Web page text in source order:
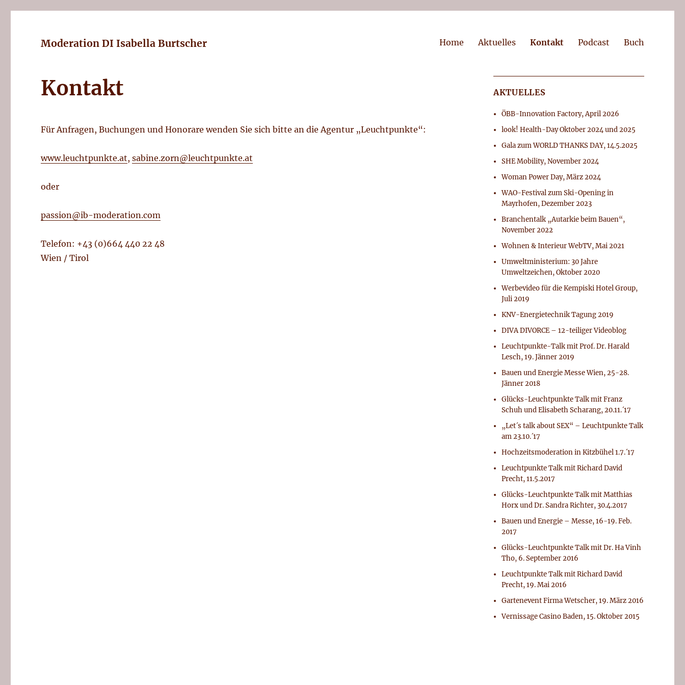
Moderation DI Isabella Burtscher Home Aktuelles Kontakt Podcast Buch
Kontakt
Für Anfragen, Buchungen und Honorare wenden Sie sich bitte an die Agentur „Leuchtpunkte“:
www.leuchtpunkte.at,sabine.zorn@leuchtpunkte.at
oder
passion@ib-moderation.com
Telefon: +43 (0)664 440 22 48
Wien / Tirol
AKTUELLES
ÖBB-Innovation Factory, April 2026
look! Health-Day Oktober 2024 und 2025
Gala zum WORLD THANKS DAY, 14.5.2025
SHE Mobility, November 2024
Woman Power Day, März 2024
WAO-Festival zum Ski-Opening in
Mayrhofen, Dezember 2023
Branchentalk „Autarkie beim Bauen“,
November 2022
Wohnen & Interieur WebTV, Mai 2021
Umweltministerium: 30 Jahre
Umweltzeichen, Oktober 2020
Werbevideo für die Kempiski Hotel Group,
Juli 2019
KNV-Energietechnik Tagung 2019
DIVA DIVORCE – 12-teiliger Videoblog
Leuchtpunkte-Talk mit Prof. Dr. Harald
Lesch, 19. Jänner 2019
Bauen und Energie Messe Wien, 25-28.
Jänner 2018
Glücks-Leuchtpunkte Talk mit Franz
Schuh und Elisabeth Scharang, 20.11.´17
„Let´s talk about SEX“ – Leuchtpunkte Talk
am 23.10.´17
Hochzeitsmoderation in Kitzbühel 1.7.´17
Leuchtpunkte Talk mit Richard David
Precht, 11.5.2017
Glücks-Leuchtpunkte Talk mit Matthias
Horx und Dr. Sandra Richter, 30.4.2017
Bauen und Energie – Messe, 16-19. Feb.
2017
Glücks-Leuchtpunkte Talk mit Dr. Ha Vinh
Tho, 6. September 2016
Leuchtpunkte Talk mit Richard David
Precht, 19. Mai 2016
Gartenevent Firma Wetscher, 19. März 2016
Vernissage Casino Baden, 15. Oktober 2015